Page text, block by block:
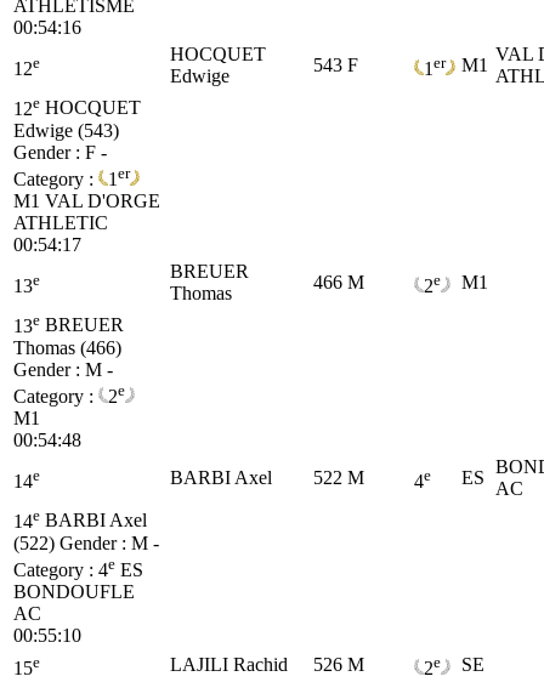
ATHLETISME
00:54:16
12e
HOCQUET
Edwige
543 F 1 er M1
VAL
12e HOCQUET
Edwige (543)
Gender : F -
Category :
1 er
M1 VAL D'ORGE
ATHLETIC
00:54:17
13e
BREUER
Thomas
466 M 2e M1
13e BREUER
Thomas (466)
Gender : M -
Category :
2e
M1
00:54:48
14e BARBI Axel 522 M 4e ES
AC
14e BARBI Axel
(522) Gender : M -
Category : 4e ES
BONDOUFLE
AC
00:55:10
15e LAJILI Rachid 526 M 2e
SE